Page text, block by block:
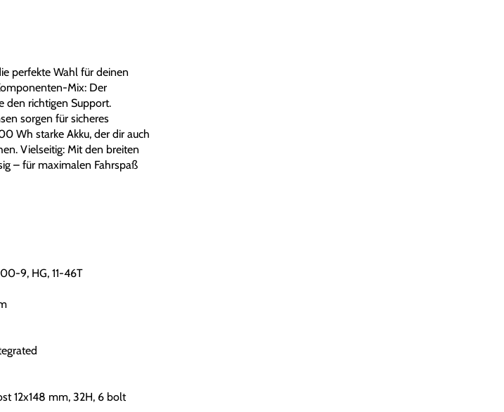
perfekte Wahl für deinen
Mix: Der
den richtigen Support.
sorgen für sicheres
Wh starke Akku, der dir auch
Vielseitig: Mit den breiten
– für maximalen Fahrspaß
9, HG, 11-46T
12x148 mm, 32H, 6 bolt